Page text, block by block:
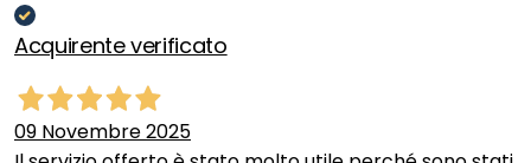
Acquirente verificato
09 Novembre 2025